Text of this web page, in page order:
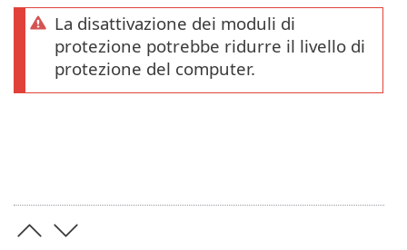
La disattivazione dei moduli di
protezione potrebbe ridurre il livello di
protezione del computer.